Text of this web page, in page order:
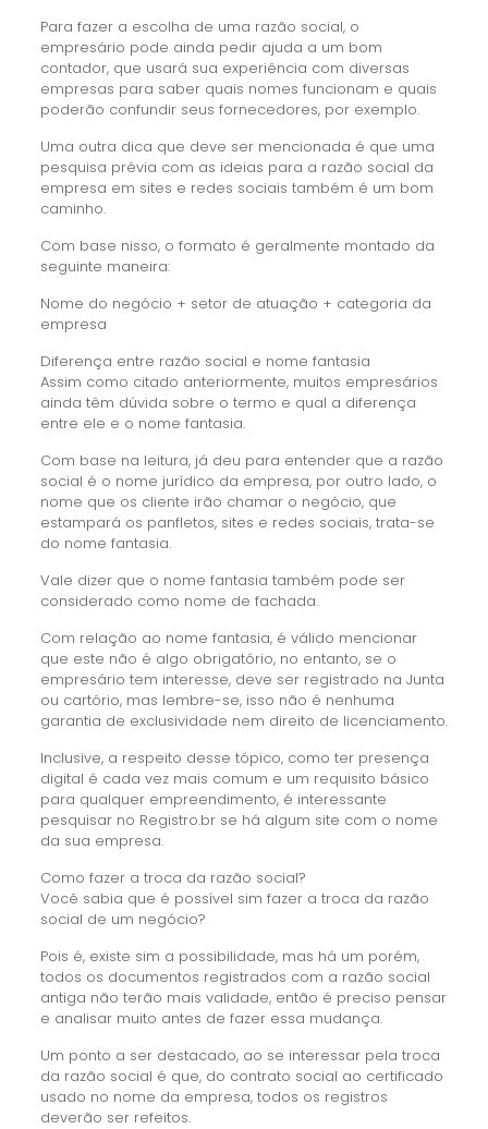
Para fazer a escolha de uma razão social, o
empresário pode ainda pedir ajuda a um bom
contador, que usará sua experiência com diversas
empresas para saber quais nomes funcionam e quais
poderão confundir seus fornecedores, por exemplo.
Uma outra dica que deve ser mencionada é que uma
pesquisa prévia com as ideias para a razão social da
empresa em sites e redes sociais também é um bom
caminho.
Com base nisso, o formato é geralmente montado da
seguinte maneira:
Nome do negócio + setor de atuação + categoria da
empresa
Diferença entre razão social e nome fantasia
Assim como citado anteriormente, muitos empresários
ainda têm dúvida sobre o termo e qual a diferença
entre ele e o nome fantasia.
Com base na leitura, já deu para entender que a razão
social é o nome jurídico da empresa, por outro lado, o
nome que os cliente irão chamar o negócio, que
estampará os panfletos, sites e redes sociais, trata-se
do nome fantasia.
Vale dizer que o nome fantasia também pode ser
considerado como nome de fachada.
Com relação ao nome fantasia, é válido mencionar
que este não é algo obrigatório, no entanto, se o
empresário tem interesse, deve ser registrado na Junta
ou cartório, mas lembre-se, isso não é nenhuma
garantia de exclusividade nem direito de licenciamento.
Inclusive, a respeito desse tópico, como ter presença
digital é cada vez mais comum e um requisito básico
para qualquer empreendimento, é interessante
pesquisar no Registro.br se há algum site com o nome
da sua empresa.
Como fazer a troca da razão social?
Você sabia que é possível sim fazer a troca da razão
social de um negócio?
Pois é, existe sim a possibilidade, mas há um porém,
todos os documentos registrados com a razão social
antiga não terão mais validade, então é preciso pensar
e analisar muito antes de fazer essa mudança.
Um ponto a ser destacado, ao se interessar pela troca
da razão social é que, do contrato social ao certificado
usado no nome da empresa, todos os registros
deverão ser refeitos.